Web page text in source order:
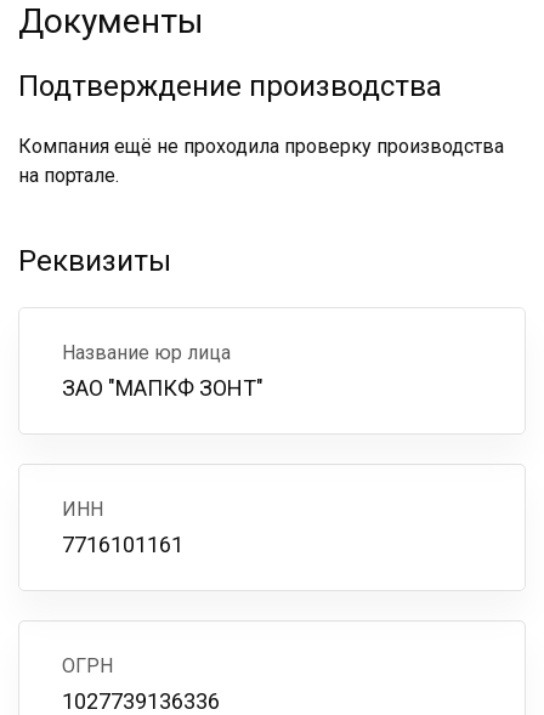
Документы
Подтверждение производства
Компания ещё не проходила проверку производства
на портале.
Реквизиты
Название юр лица
ЗАО "МАПКФ ЗОНТ"
ИНН
7716101161
ОГРН
1027739136336